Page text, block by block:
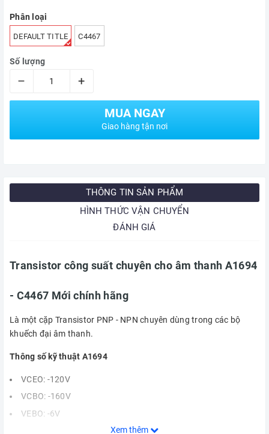
Phân loại
DEFAULT TITLE C4467
Số lượng
– +
MUA NGAY
Giao hàng tận nơi
THÔNG TIN SẢN PHẨM
HÌNH THỨC VẬN CHUYỂN
ĐÁNH GIÁ
Transistor công suất chuyên cho âm thanh A1694
- C4467 Mới chính hãng
Là một cặp Transistor PNP - NPN chuyên dùng trong các bộ
khuếch đại âm thanh.
Thông số kỹ thuật A1694
VCEO: -120V
VCBO: -160V
VEBO: -6V
Xem thêm